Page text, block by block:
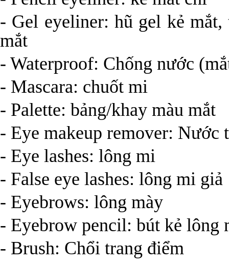
- Gel eyeliner: hũ gel kẻ
mắt
- Waterproof: Chống nước
- Mascara: chuốt mi
- Palette: bảng/khay màu mắt
- Eye makeup remover: Nước
- Eye lashes: lông mi
- False eye lashes: lông mi giả
- Eyebrows: lông mày
- Eyebrow pencil: bút kẻ lông
- Brush: Chổi trang điểm